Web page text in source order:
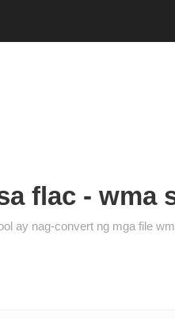
flac -
ay nag-convert ng mga file